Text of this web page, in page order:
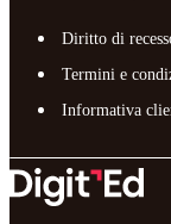
Diritto di
Termini e
Informativa